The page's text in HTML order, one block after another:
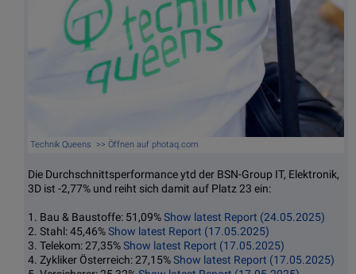
Technik Queens >> Öffnen auf photaq.com
Die Durchschnittsperformance ytd der BSN-Group IT, Elektronik,
3D ist -2,77% und reiht sich damit auf Platz 23 ein:
1. Bau & Baustoffe: 51,09%Show latest Report (24.05.2025)
2. Stahl: 45,46%Show latest Report (17.05.2025)
3. Telekom: 27,35%Show latest Report (17.05.2025)
4. Zykliker Österreich: 27,15%Show latest Report (17.05.2025)